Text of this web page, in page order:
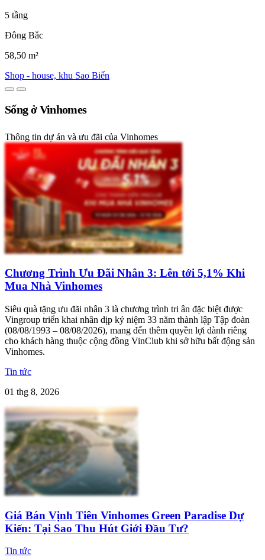
5 tầng
Đông Bắc
58,50 m²
Shop - house, khu Sao Biển
Sống ở Vinhomes
Thông tin dự án và ưu đãi của Vinhomes
Chương Trình Ưu Đãi Nhân 3: Lên tới 5,1% Khi
Mua Nhà Vinhomes
Siêu quà tặng ưu đãi nhân 3 là chương trình tri ân đặc biệt được
Vingroup triển khai nhân dịp kỷ niệm 33 năm thành lập Tập đoàn
(08/08/1993 – 08/08/2026), mang đến thêm quyền lợi dành riêng
cho khách hàng thuộc cộng đồng VinClub khi sở hữu bất động sản
Vinhomes.
Tin tức
01 thg 8, 2026
Giá Bán Vịnh Tiên Vinhomes Green Paradise Dự
Kiến: Tại Sao Thu Hút Giới Đầu Tư?
Tin tức